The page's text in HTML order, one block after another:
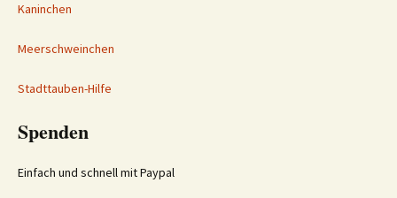
Kaninchen
Meerschweinchen
Stadttauben-Hilfe
Spenden
Einfach und schnell mit Paypal